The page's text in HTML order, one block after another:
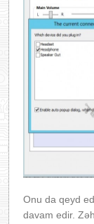
Onu da qeyd
davam edir.